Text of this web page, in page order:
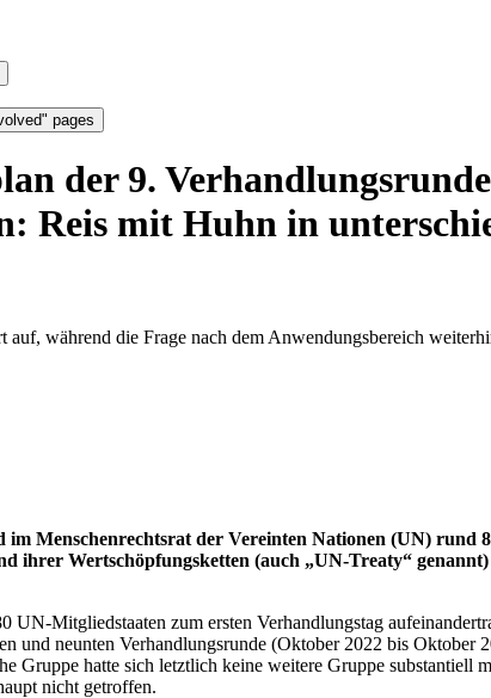
pages
der 9.
Reis mit Huhn in
auf, während die Frage nach dem Anwendungsbereich
im Menschenrechtsrat der Vereinten Nationen (UN)
ihrer Wertschöpfungsketten (auch „UN-Treaty“
UN-Mitgliedstaaten zum ersten Verhandlungstag
und neunten Verhandlungsrunde (Oktober 2022 bis
Gruppe hatte sich letztlich keine weitere Gruppe substantiell
nicht getroffen.